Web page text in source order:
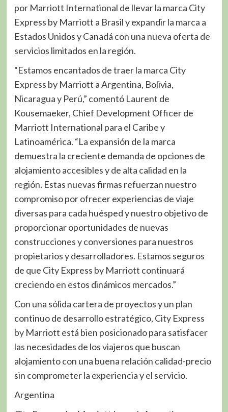
por Marriott International de llevar la marca City
Express by Marriott a Brasil y expandir la marca a
Estados Unidos y Canadá con una nueva oferta de
servicios limitados en la región.
“Estamos encantados de traer la marca City
Express by Marriott a Argentina, Bolivia,
Nicaragua y Perú,” comentó Laurent de
Kousemaeker, Chief Development Officer de
Marriott International para el Caribe y
Latinoamérica. “La expansión de la marca
demuestra la creciente demanda de opciones de
alojamiento accesibles y de alta calidad en la
región. Estas nuevas firmas refuerzan nuestro
compromiso por ofrecer experiencias de viaje
diversas para cada huésped y nuestro objetivo de
proporcionar oportunidades de nuevas
construcciones y conversiones para nuestros
propietarios y desarrolladores. Estamos seguros
de que City Express by Marriott continuará
creciendo en estos dinámicos mercados.”
Con una sólida cartera de proyectos y un plan
continuo de desarrollo estratégico, City Express
by Marriott está bien posicionado para satisfacer
las necesidades de los viajeros que buscan
alojamiento con una buena relación calidad-precio
sin comprometer la experiencia y el servicio.
Argentina